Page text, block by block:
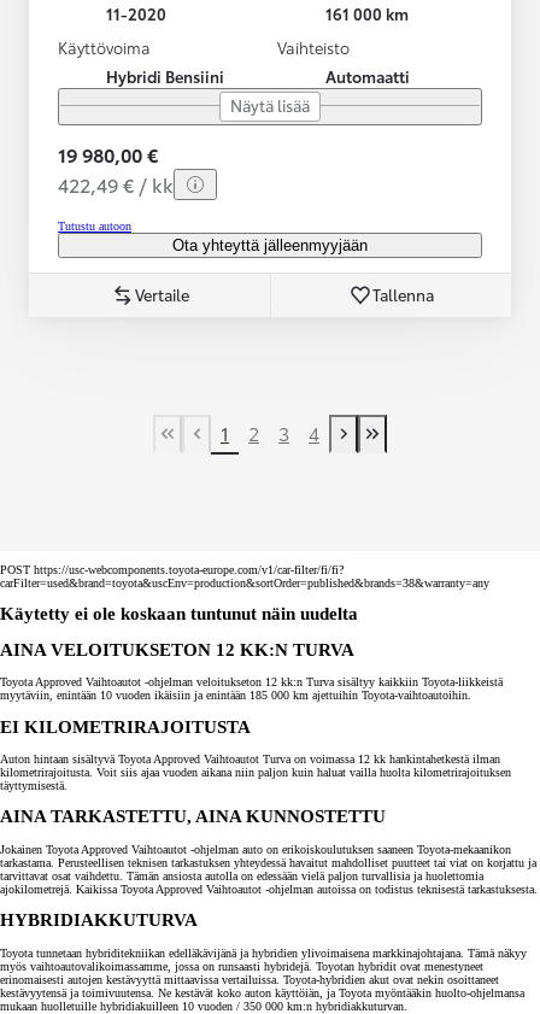
11-2020
161 000 km
Käyttövoima
Hybridi Bensiini
Vaihteisto
Automaatti
Näytä lisää
19 980,00 €
422,49 € / kk
Tutustu autoon
Ota yhteyttä jälleenmyyjään
Vertaile Tallenna
First Page
Previous page
1 2 3 4
Next page
Last Page
POST https://usc-webcomponents.toyota-europe.com/v1/car-filter/fi/fi?
carFilter=used&brand=toyota&uscEnv=production&sortOrder=published&brands=38&warranty=any
Käytetty ei ole koskaan tuntunut näin uudelta
AINA VELOITUKSETON 12 KK:N TURVA
Toyota Approved Vaihtoautot -ohjelman veloitukseton 12 kk:n Turva sisältyy kaikkiin Toyota-liikkeistä
myytäviin, enintään 10 vuoden ikäisiin ja enintään 185 000 km ajettuihin Toyota-vaihtoautoihin.
EI KILOMETRIRAJOITUSTA
Auton hintaan sisältyvä Toyota Approved Vaihtoautot Turva on voimassa 12 kk hankintahetkestä ilman
kilometrirajoitusta. Voit siis ajaa vuoden aikana niin paljon kuin haluat vailla huolta kilometrirajoituksen
täyttymisestä.
AINA TARKASTETTU, AINA KUNNOSTETTU
Jokainen Toyota Approved Vaihtoautot -ohjelman auto on erikoiskoulutuksen saaneen Toyota-mekaanikon
tarkastama. Perusteellisen teknisen tarkastuksen yhteydessä havaitut mahdolliset puutteet tai viat on korjattu ja
tarvittavat osat vaihdettu. Tämän ansiosta autolla on edessään vielä paljon turvallisia ja huolettomia
ajokilometrejä. Kaikissa Toyota Approved Vaihtoautot -ohjelman autoissa on todistus teknisestä tarkastuksesta.
HYBRIDIAKKUTURVA
Toyota tunnetaan hybriditekniikan edelläkävijänä ja hybridien ylivoimaisena markkinajohtajana. Tämä näkyy
myös vaihtoautovalikoimassamme, jossa on runsaasti hybridejä. Toyotan hybridit ovat menestyneet
erinomaisesti autojen kestävyyttä mittaavissa vertailuissa. Toyota-hybridien akut ovat nekin osoittaneet
kestävyytensä ja toimivuutensa. Ne kestävät koko auton käyttöiän, ja Toyota myöntääkin huolto-ohjelmansa
mukaan huolletuille hybridiakuilleen 10 vuoden / 350 000 km:n hybridiakkuturvan.